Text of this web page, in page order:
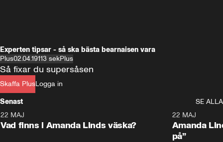
Experten tipsar - så ska bästa bearnaisen vara
Plus02.04.19113 sekPlus
Skaffa PlusLogga in
Så fixar du supersåsen
Senast
SE ALLA
Plus
22 MAJ
Vad finns i Amanda Linds väska?
Plus
22 MAJ
Amanda
på”